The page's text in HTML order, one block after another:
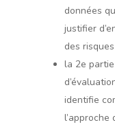
données
justifier
des
la 2e
identifie
l’approche